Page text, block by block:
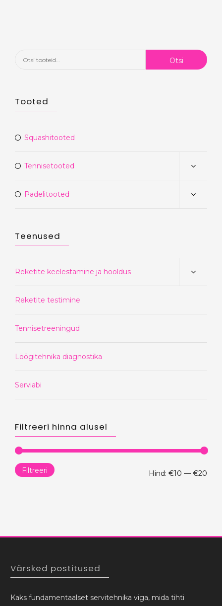
Otsi: Otsi
Tooted
Squashitooted
Tennisetooted
Padelitooted
Teenused
Reketite keelestamine ja hooldus
Reketite testimine
Tennisetreeningud
Löögitehnika diagnostika
Serviabi
Filtreeri hinna alusel
Filtreeri Hind: €10 — €20
Värsked postitused
Kaks fundamentaalset servitehnika viga, mida tihti